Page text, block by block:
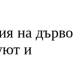
на дърво
и